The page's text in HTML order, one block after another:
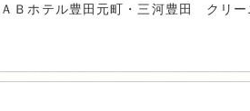
ＡＢホテル豊田元町・三河豊田 クリー